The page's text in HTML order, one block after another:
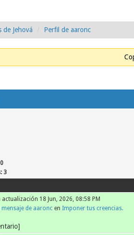
de Jehová Perfil de aaronc
3
actualización 18 Jun, 2026, 08:58 PM
mensaje de aaronc en Imponer tus creencias.